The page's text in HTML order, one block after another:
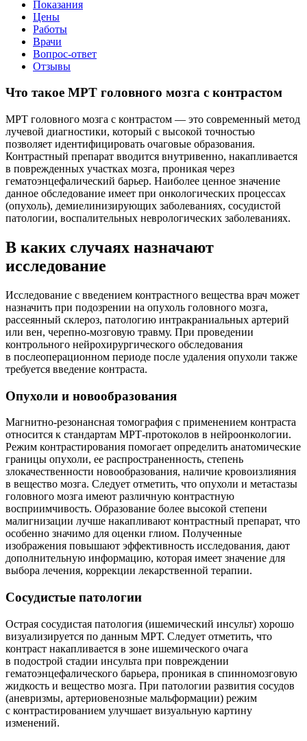
Показания
Цены
Работы
Врачи
Вопрос-ответ
Отзывы
Что такое МРТ головного мозга с контрастом
МРТ головного мозга с контрастом — это современный метод
лучевой диагностики, который с высокой точностью
позволяет идентифицировать очаговые образования.
Контрастный препарат вводится внутривенно, накапливается
в поврежденных участках мозга, проникая через
гематоэнцефалический барьер. Наиболее ценное значение
данное обследование имеет при онкологических процессах
(опухоль), демиелинизирующих заболеваниях, сосудистой
патологии, воспалительных неврологических заболеваниях.
В каких случаях назначают
исследование
Исследование с введением контрастного вещества врач может
назначить при подозрении на опухоль головного мозга,
рассеянный склероз, патологию интракраниальных артерий
или вен, черепно-мозговую травму. При проведении
контрольного нейрохирургического обследования
в послеоперационном периоде после удаления опухоли также
требуется введение контраста.
Опухоли и новообразования
Магнитно-резонансная томография с применением контраста
относится к стандартам МРТ-протоколов в нейроонкологии.
Режим контрастирования помогает определить анатомические
границы опухоли, ее распространенность, степень
злокачественности новообразования, наличие кровоизлияния
в вещество мозга. Следует отметить, что опухоли и метастазы
головного мозга имеют различную контрастную
восприимчивость. Образование более высокой степени
малигнизации лучше накапливают контрастный препарат, что
особенно значимо для оценки глиом. Полученные
изображения повышают эффективность исследования, дают
дополнительную информацию, которая имеет значение для
выбора лечения, коррекции лекарственной терапии.
Сосудистые патологии
Острая сосудистая патология (ишемический инсульт) хорошо
визуализируется по данным МРТ. Следует отметить, что
контраст накапливается в зоне ишемического очага
в подострой стадии инсульта при повреждении
гематоэнцефалического барьера, проникая в спинномозговую
жидкость и вещество мозга. При патологии развития сосудов
(аневризмы, артериовенозные мальформации) режим
с контрастированием улучшает визуальную картину
изменений.